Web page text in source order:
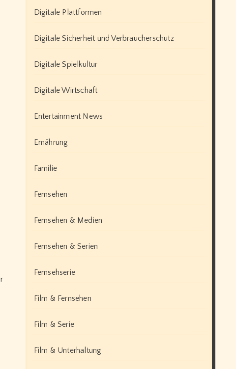
Digitale Plattformen
Digitale Sicherheit und Verbraucherschutz
Digitale Spielkultur
Digitale Wirtschaft
Entertainment News
Ernährung
Familie
Fernsehen
Fernsehen & Medien
Fernsehen & Serien
Fernsehserie
Film & Fernsehen
Film & Serie
Film & Unterhaltung